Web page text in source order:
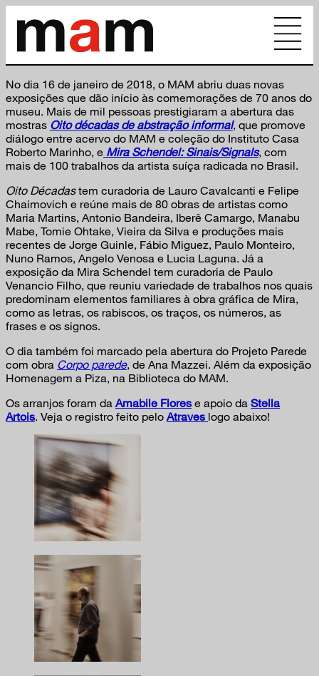
No dia 16 de janeiro de 2018, o MAM abriu duas novas
exposições que dão início às comemorações de 70 anos do
museu. Mais de mil pessoas prestigiaram a abertura das
mostras Oito décadas de abstração informal, que promove
diálogo entre acervo do MAM e coleção do Instituto Casa
Roberto Marinho, e Mira Schendel: Sinais/Signals, com
mais de 100 trabalhos da artista suíça radicada no Brasil.
Oito Décadastem curadoria de Lauro Cavalcanti e Felipe
Chaimovich e reúne mais de 80 obras de artistas como
Maria Martins, Antonio Bandeira, Iberê Camargo, Manabu
Mabe, Tomie Ohtake, Vieira da Silva e produções mais
recentes de Jorge Guinle, Fábio Miguez, Paulo Monteiro,
Nuno Ramos, Angelo Venosa e Lucia Laguna. Já a
exposição da Mira Schendel tem curadoria de Paulo
Venancio Filho, que reuniu variedade de trabalhos nos quais
predominam elementos familiares à obra gráfica de Mira,
como as letras, os rabiscos, os traços, os números, as
frases e os signos.
O dia também foi marcado pela abertura do Projeto Parede
com obra Corpo parede, de Ana Mazzei. Além da exposição
Homenagem a Piza, na Biblioteca do MAM.
Os arranjos foram da Amabile Florese apoio da Stella
Artois. Veja o registro feito pelo Atraves logo abaixo!